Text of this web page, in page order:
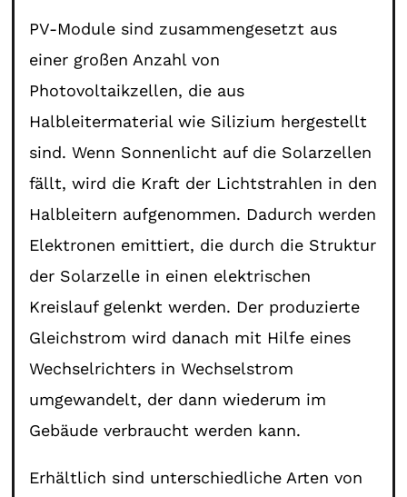
PV-Module sind zusammengesetzt aus
einer großen Anzahl von
Photovoltaikzellen, die aus
Halbleitermaterial wie Silizium hergestellt
sind. Wenn Sonnenlicht auf die Solarzellen
fällt, wird die Kraft der Lichtstrahlen in den
Halbleitern aufgenommen. Dadurch werden
Elektronen emittiert, die durch die Struktur
der Solarzelle in einen elektrischen
Kreislauf gelenkt werden. Der produzierte
Gleichstrom wird danach mit Hilfe eines
Wechselrichters in Wechselstrom
umgewandelt, der dann wiederum im
Gebäude verbraucht werden kann.
Erhältlich sind unterschiedliche Arten von